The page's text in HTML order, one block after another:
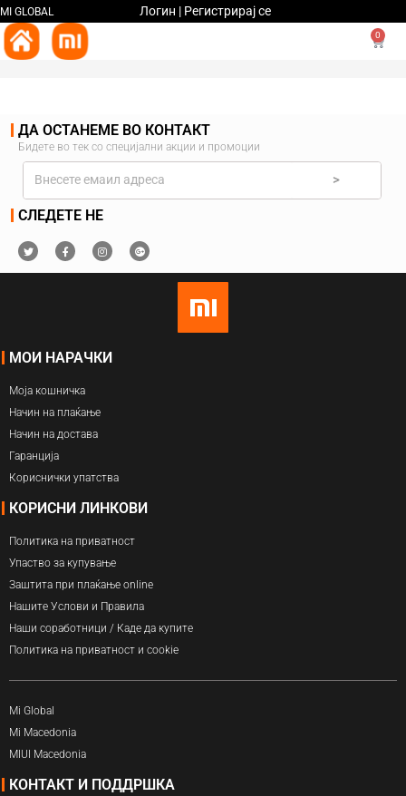
MI GLOBAL Логин | Регистрирај се
0
ДА ОСТАНЕМЕ ВО КОНТАКТ
Бидете во тек со специјални акции и промоции
>
СЛЕДЕТЕ НЕ
МОИ НАРАЧКИ
Моја кошничка
Начин на плаќање
Начин на достава
Гаранција
Кориснички упатства
КОРИСНИ ЛИНКОВИ
Политика на приватност
Упаство за купување
Заштита при плаќање online
Нашите Услови и Правила
Наши соработници / Каде да купите
Политика на приватност и cookie
Mi Global
Mi Macedonia
MIUI Macedonia
КОНТАКТ И ПОДДРШКА